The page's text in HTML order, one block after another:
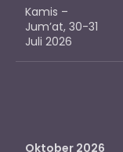
Kamis –
Jum’at, 30-31
Juli 2026
Oktober 2026